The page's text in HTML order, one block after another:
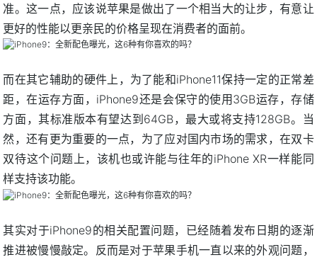
准。这一点，应该说苹果是做出了一个相当大的让步，有意让
更好的性能以更亲民的价格呈现在消费者的面前。
而在其它辅助的硬件上，为了能和iPhone11保持一定的正常差
距，在运存方面，iPhone9还是会保守的使用3GB运存，存储
方面，其标准版本有望达到64GB，最大或将支持128GB。当
然，还有更为重要的一点，为了应对国内市场的需求，在双卡
双待这个问题上，该机也或许能与往年的iPhone XR一样能同
样支持该功能。
其实对于iPhone9的相关配置问题，已经随着发布日期的逐渐
推进被慢慢敲定。反而是对于苹果手机一直以来的外观问题，